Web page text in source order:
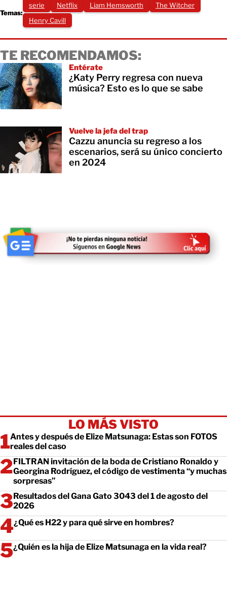
Temas:
serie Netflix Liam Hemsworth
The Witcher
Henry Cavill
TE RECOMENDAMOS:
Entérate
¿Katy Perry regresa con nueva
música? Esto es lo que se sabe
Vuelve la jefa del trap
Cazzu anuncia su regreso a los
escenarios, será su único concierto
en 2024
LO MÁS VISTO
Antes y después de Elize Matsunaga: Estas son FOTOS
reales del caso
FILTRAN invitación de la boda de Cristiano Ronaldo y
Georgina Rodríguez, el código de vestimenta “y muchas
sorpresas”
Resultados del Gana Gato 3043 del 1 de agosto del
2026
¿Qué es H22 y para qué sirve en hombres?
¿Quién es la hija de Elize Matsunaga en la vida real?